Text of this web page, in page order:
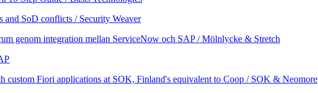
and SoD conflicts / Security Weaver
genom integration mellan ServiceNow och SAP / Mölnlycke & Stretch
custom Fiori applications at SOK, Finland's equivalent to Coop / SOK & Neomore